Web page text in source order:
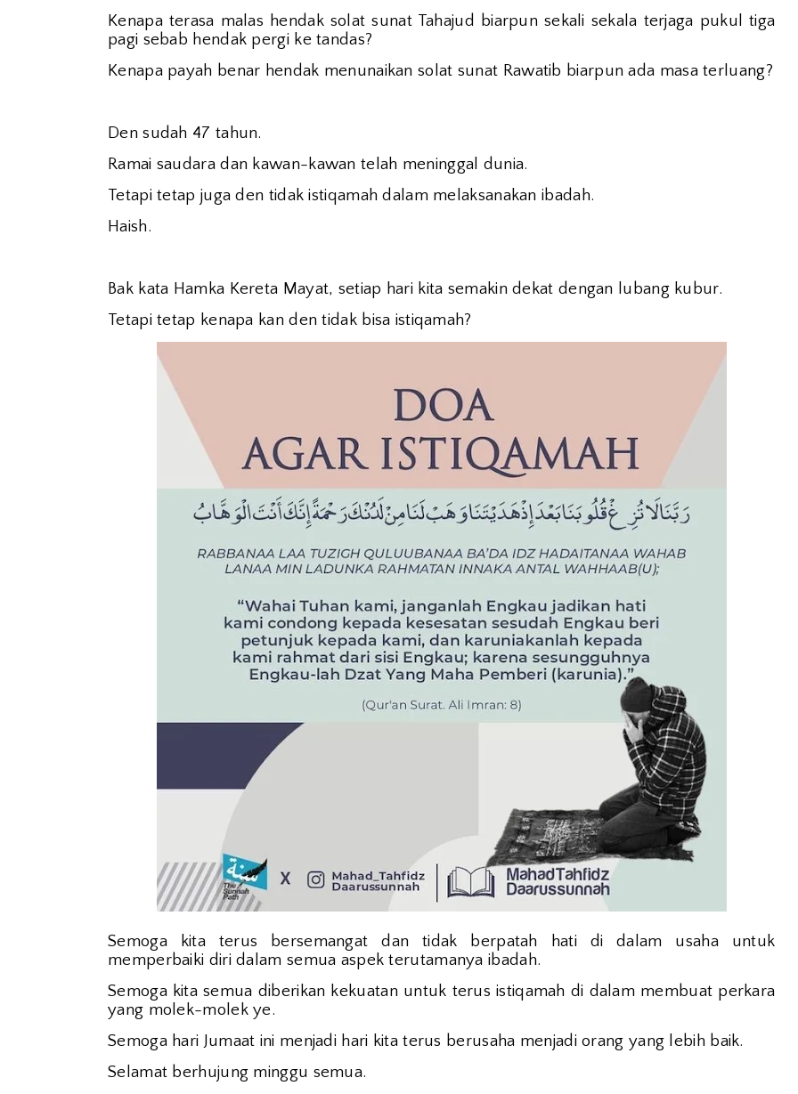
Kenapa terasa malas hendak solat sunat Tahajud biarpun sekali sekala terjaga pukul tiga
pagi sebab hendak pergi ke tandas?
Kenapa payah benar hendak menunaikan solat sunat Rawatib biarpun ada masa terluang?
Den sudah 47 tahun.
Ramai saudara dan kawan-kawan telah meninggal dunia.
Tetapi tetap juga den tidak istiqamah dalam melaksanakan ibadah.
Haish.
Bak kata Hamka Kereta Mayat, setiap hari kita semakin dekat dengan lubang kubur.
Tetapi tetap kenapa kan den tidak bisa istiqamah?
Semoga kita terus bersemangat dan tidak berpatah hati di dalam usaha untuk
memperbaiki diri dalam semua aspek terutamanya ibadah.
Semoga kita semua diberikan kekuatan untuk terus istiqamah di dalam membuat perkara
yang molek-molek ye.
Semoga hari Jumaat ini menjadi hari kita terus berusaha menjadi orang yang lebih baik.
Selamat berhujung minggu semua.